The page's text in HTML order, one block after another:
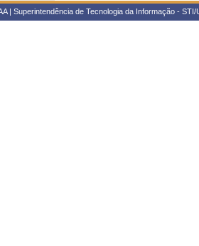
| Superintendência de Tecnologia da Informação -